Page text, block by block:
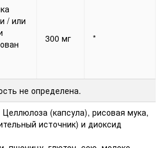
/ или
300 мг *
не определена.
Целлюлоза (капсула), рисовая мука,
источник) и диоксид